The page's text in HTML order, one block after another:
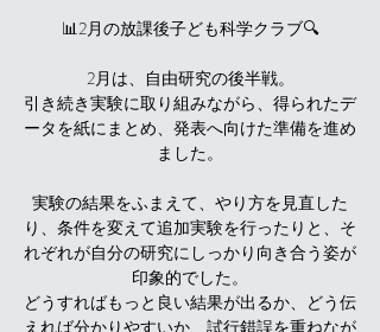
📊2月の放課後子ども科学クラブ🔍
2月は、自由研究の後半戦。
引き続き実験に取り組みながら、得られたデ
ータを紙にまとめ、発表へ向けた準備を進め
ました。
実験の結果をふまえて、やり方を見直した
り、条件を変えて追加実験を行ったりと、そ
れぞれが自分の研究にしっかり向き合う姿が
印象的でした。
どうすればもっと良い結果が出るか、どう伝
えれば分かりやすいか、試行錯誤を重ねなが